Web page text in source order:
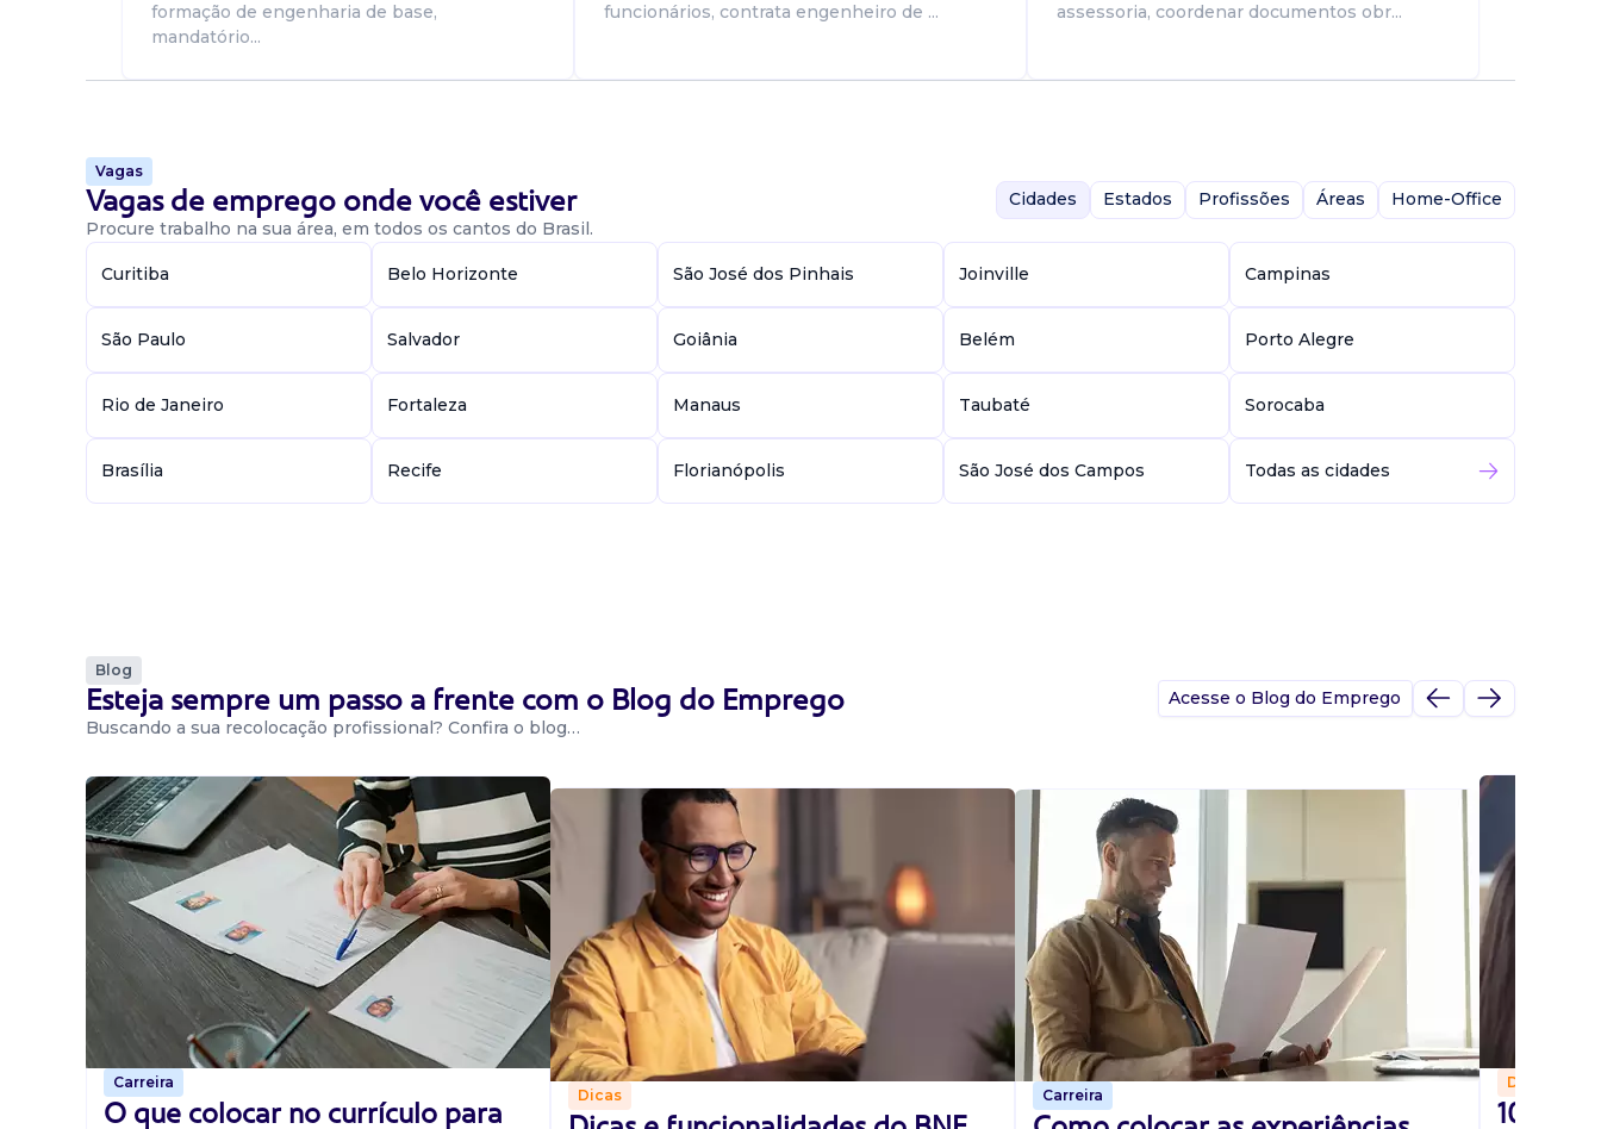
formação de engenharia de base,
mandatório...
funcionários, contrata engenheiro de ...
assessoria, coordenar documentos obr...
Vagas
Vagas de emprego onde você estiver
Procure trabalho na sua área, em todos os cantos do Brasil.
Cidades Estados Profissões Áreas Home-Office
Curitiba Belo Horizonte São José dos Pinhais Joinville Campinas
São Paulo Salvador Goiânia Belém Porto Alegre
Rio de Janeiro Fortaleza Manaus Taubaté Sorocaba
Brasília Recife Florianópolis São José dos Campos Todas as cidades
Blog
Esteja sempre um passo a frente com o Blog do Emprego
Buscando a sua recolocação profissional? Confira o blog…
Acesse o Blog do Emprego
Carreira
O que colocar no currículo para
Dicas Carreira
Dicas
10